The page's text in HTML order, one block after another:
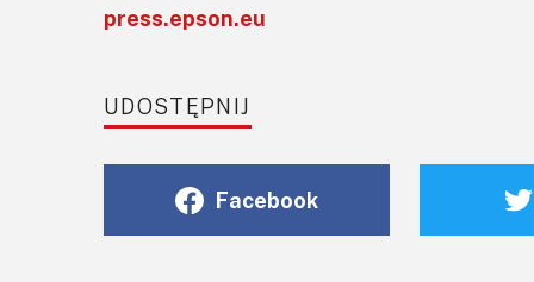
press.epson.eu
UDOSTĘPNIJ
Facebook